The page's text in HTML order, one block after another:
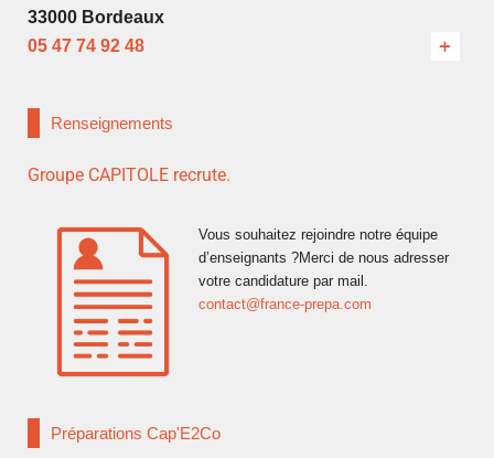
33000 Bordeaux
05 47 74 92 48
Renseignements
Groupe CAPITOLE recrute.
Vous souhaitez rejoindre notre équipe
d’enseignants ?Merci de nous adresser
votre candidature par mail.
contact@france-prepa.com
Préparations Cap'E2Co